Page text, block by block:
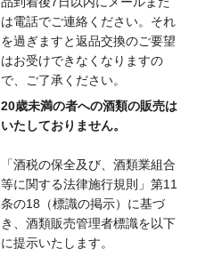
は電話でご連絡ください。それ
を過ぎますと返品交換のご要望
はお受けできなくなりますの
で、ご了承ください。
20歳未満の者への酒類の販売は
いたしておりません。
「酒税の保全及び、酒類業組合
等に関する法律施行規則」第11
条の18（標識の掲示）に基づ
き、酒類販売管理者標識を以下
に提示いたします。